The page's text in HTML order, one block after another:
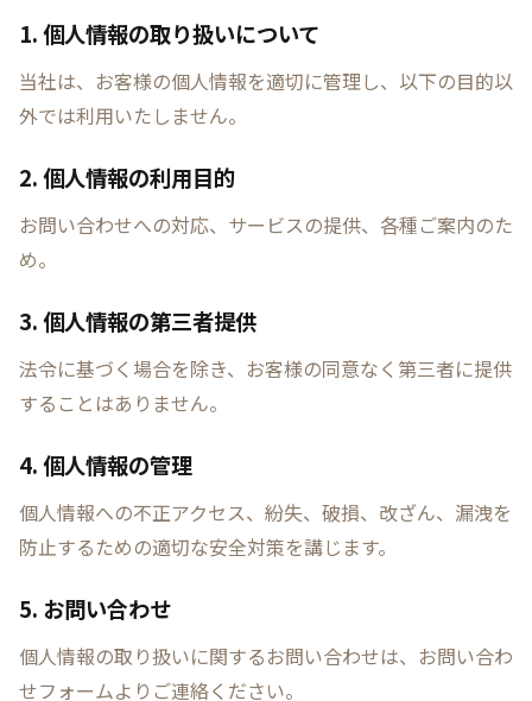
1. 個人情報の取り扱いについて
当社は、お客様の個人情報を適切に管理し、以下の目的以
外では利用いたしません。
2. 個人情報の利用目的
お問い合わせへの対応、サービスの提供、各種ご案内のた
め。
3. 個人情報の第三者提供
法令に基づく場合を除き、お客様の同意なく第三者に提供
することはありません。
4. 個人情報の管理
個人情報への不正アクセス、紛失、破損、改ざん、漏洩を
防止するための適切な安全対策を講じます。
5. お問い合わせ
個人情報の取り扱いに関するお問い合わせは、お問い合わ
せフォームよりご連絡ください。